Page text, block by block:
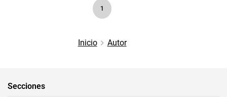
1
Inicio Autor
Secciones